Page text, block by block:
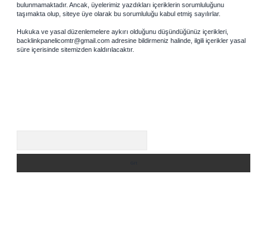
bulunmamaktadır. Ancak, üyelerimiz yazdıkları içeriklerin sorumluluğunu
taşımakta olup, siteye üye olarak bu sorumluluğu kabul etmiş sayılırlar.
Hukuka ve yasal düzenlemelere aykırı olduğunu düşündüğünüz içerikleri,
backlinkpanelicomtr@gmail.com adresine bildirmeniz halinde, ilgili içerikler yasal
süre içerisinde sitemizden kaldırılacaktır.